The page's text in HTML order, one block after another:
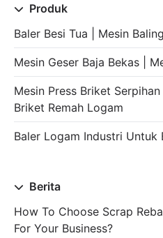
Produk
Baler Besi Tua | Mesin
Mesin Geser Baja Bekas |
Mesin Press Briket
Briket Remah Logam
Baler Logam Industri Untuk
Berita
How To Choose Scrap
For Your Business?